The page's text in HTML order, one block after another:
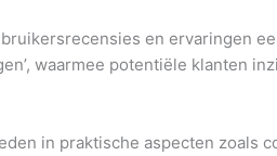
en ervaringen
waarmee potentiële klanten
in praktische aspecten zoals